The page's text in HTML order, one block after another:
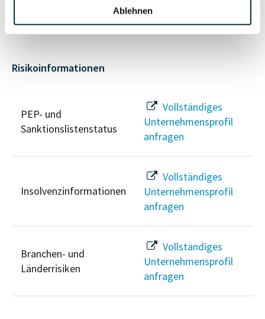
Ablehnenanfragen
Risikoinformationen
PEP- und
Sanktionslistenstatus
Vollständiges
Unternehmensprofil
anfragen
Insolvenzinformationen
Vollständiges
Unternehmensprofil
anfragen
Branchen- und
Länderrisiken
Vollständiges
Unternehmensprofil
anfragen